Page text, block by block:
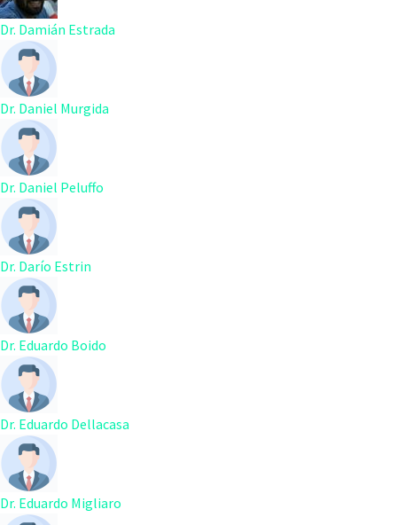
Dr. Damián Estrada
Dr. Daniel Murgida
Dr. Daniel Peluffo
Dr. Darío Estrin
Dr. Eduardo Boido
Dr. Eduardo Dellacasa
Dr. Eduardo Migliaro